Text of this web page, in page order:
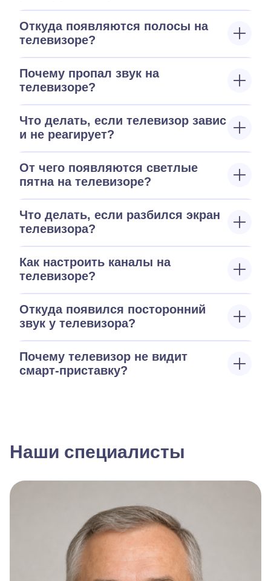
Откуда появляются полосы на
телевизоре?
Почему пропал звук на
телевизоре?
Что делать, если телевизор завис
и не реагирует?
От чего появляются светлые
пятна на телевизоре?
Что делать, если разбился экран
телевизора?
Как настроить каналы на
телевизоре?
Откуда появился посторонний
звук у телевизора?
Почему телевизор не видит
смарт-приставку?
Наши специалисты